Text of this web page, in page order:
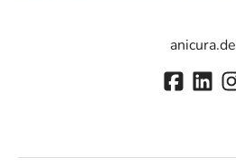
anicura.de